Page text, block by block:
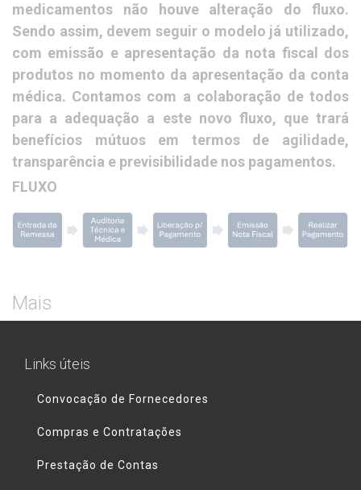
medicamentos não houve alteração do fluxo.
Sendo assim, devem seguir o modelo já utilizado,
com emissão e apresentação da nota fiscal dos
produtos no momento da apresentação da conta
médica. Contamos com a colaboração de todos
para a adequação a este novo fluxo, que trará
benefícios mútuos em termos de agilidade,
transparência e previsibilidade nos pagamentos.
FLUXO
Mais
Links úteis
Convocação de Fornecedores
Compras e Contratações
Prestação de Contas